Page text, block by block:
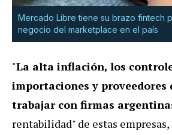
Mercado Libre tiene su brazo fintech
negocio del marketplace en el país
"La alta inflación, los
importaciones y proveedores
trabajar con firmas
rentabilidad" de estas empresas,